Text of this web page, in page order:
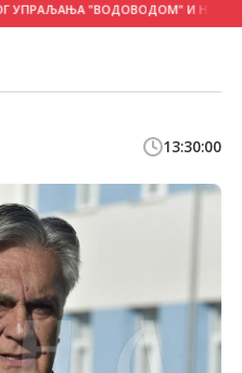
"ВОДОВОДОМ" И НЕБРИГЕ
13:30:00